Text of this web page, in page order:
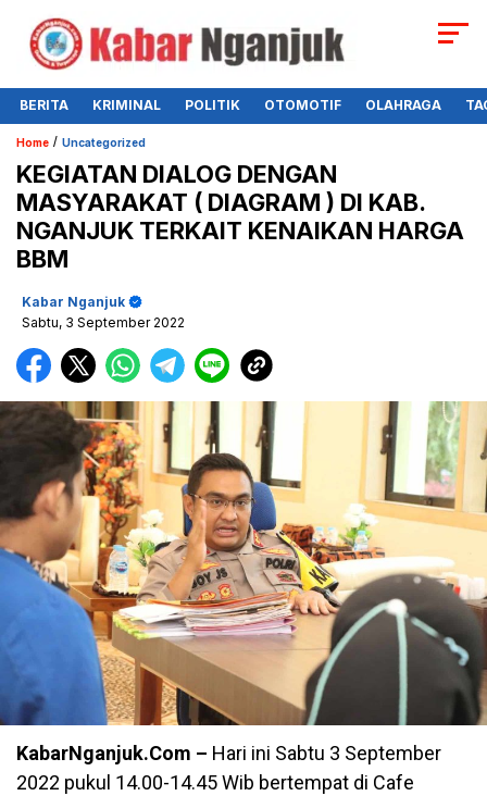
BERITA KRIMINAL POLITIK OTOMOTIF OLAHRAGA
Home / Uncategorized
KEGIATAN DIALOG DENGAN
MASYARAKAT ( DIAGRAM ) DI KAB.
NGANJUK TERKAIT KENAIKAN HARGA
BBM
Kabar Nganjuk
Sabtu, 3 September 2022
KabarNganjuk.Com – Hari ini Sabtu 3 September
2022 pukul 14.00-14.45 Wib bertempat di Cafe